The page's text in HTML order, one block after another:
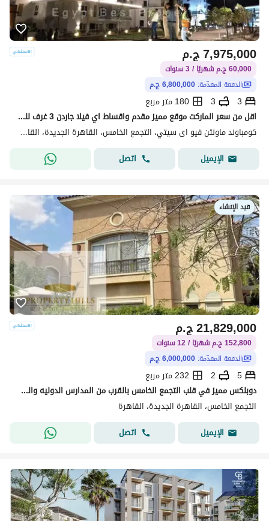
ج.م7,975,000
60,000 ج.م شهريًا / 3 سنوات
الدفعة المقدّمة: 6,800,000 ج.م
3
3
180 متر مربع
اقل من سعر الماركت موقع مميز مقدم واقساط اي فيلا جاردن 3 غرف للبيع في كمباوند ماونتن فيو اي سيتي التجمع الخامس
كومباوند ماونتن فيو اى سيتي، التجمع الخامس، القاهرة الجديدة، القاهرة
الإيميل
اتصل
قيد الإنشاء
ج.م21,829,000
152,800 ج.م شهريًا / 12 سنوات
الدفعة المقدّمة: 6,000,000 ج.م
5
2
232 متر مربع
دوبلكس مميز في قلب التجمع الخامس بالقرب من المدارس الدوليه والمستشفيات في التجمع الخامس متاح اكتر من نظام للتقسيط بمقدم 6 مليون
التجمع الخامس، القاهرة الجديدة، القاهرة
الإيميل
اتصل